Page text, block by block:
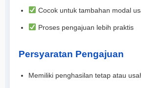
Cocok untuk tambahan modal
Proses pengajuan lebih praktis
Persyaratan Pengajuan
Memiliki penghasilan tetap atau